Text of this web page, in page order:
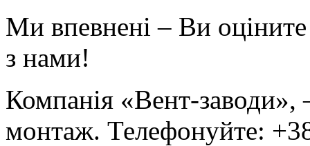
Ми впевнені – Ви оціните
з нами!
Компанія «Вент-заводи»,
монтаж. Телефонуйте: